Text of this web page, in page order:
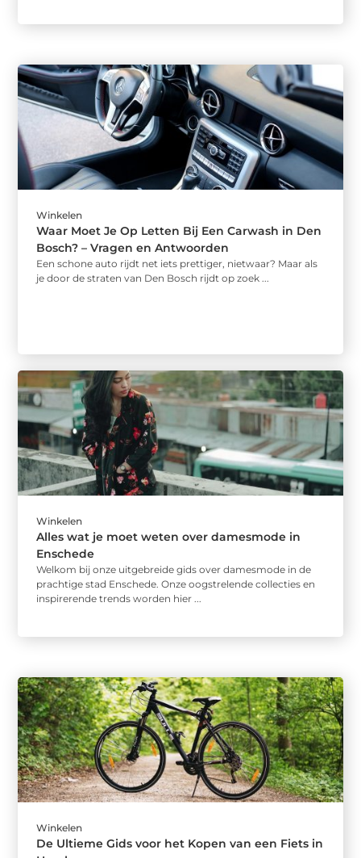
Winkelen
Waar Moet Je Op Letten Bij Een Carwash in Den
Bosch? – Vragen en Antwoorden
Een schone auto rijdt net iets prettiger, nietwaar? Maar als
je door de straten van Den Bosch rijdt op zoek ...
Winkelen
Alles wat je moet weten over damesmode in
Enschede
Welkom bij onze uitgebreide gids over damesmode in de
prachtige stad Enschede. Onze oogstrelende collecties en
inspirerende trends worden hier ...
Winkelen
De Ultieme Gids voor het Kopen van een Fiets in